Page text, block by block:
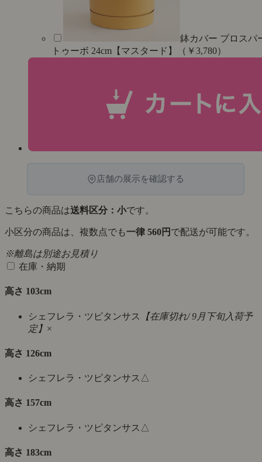
鉢カバー プロスパ
トゥーボ 24cm【マスタード】（￥3,780）
店舗の展示を確認する
こちらの商品は送料区分：小です。
小区分の商品は、複数点でも一律 560円 で配送が可能です。
※離島は別途お見積り
在庫・納期
高さ 103cm
シェフレラ・ツピタンサス
【在庫切れ/ 9月下旬入荷予
定】 ×
高さ 126cm
シェフレラ・ツピタンサス △
高さ 157cm
シェフレラ・ツピタンサス △
高さ 183cm